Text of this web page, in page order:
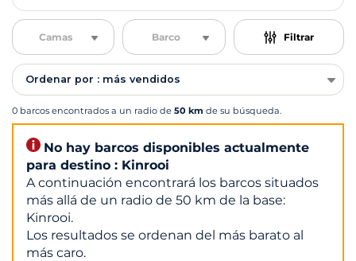
Camas Barco Filtrar
Ordenar por : más vendidos
0 barcos encontrados a un radio de 50 km de su búsqueda.
No hay barcos disponibles actualmente
para destino : Kinrooi
A continuación encontrará los barcos situados
más allá de un radio de 50 km de la base:
Kinrooi.
Los resultados se ordenan del más barato al
más caro.